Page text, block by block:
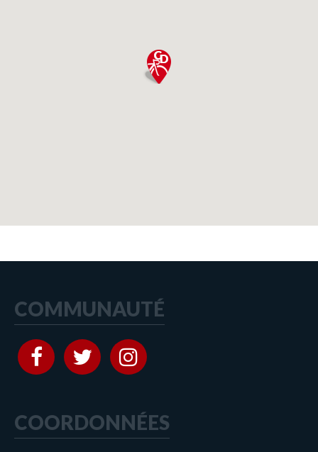
COMMUNAUTÉ
COORDONNÉES